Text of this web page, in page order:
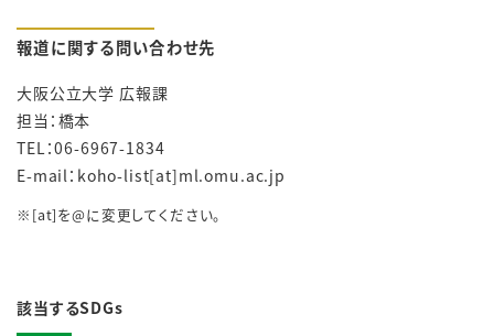
報道に関する問い合わせ先
大阪公立大学 広報課
担当：橋本
TEL：06-6967-1834
E-mail：koho-list[at]ml.omu.ac.jp
※[at]を@に変更してください。
該当するSDGs